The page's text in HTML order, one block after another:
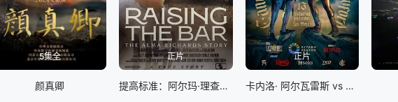
5集全
颜真卿
正片
提高标准：阿尔玛·理查兹的故事
正片
卡内洛· 阿尔瓦雷斯 vs 特伦斯·克劳福德